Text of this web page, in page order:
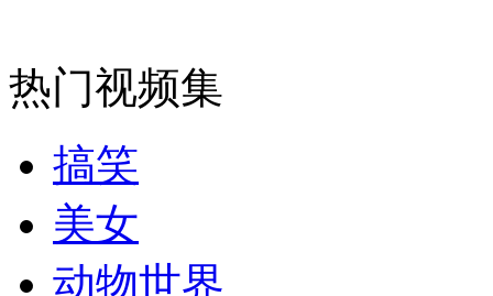
女孩北京地铁殴打老人 痛下狠手拳打脚踢
热门视频集
搞笑
美女
动物世界